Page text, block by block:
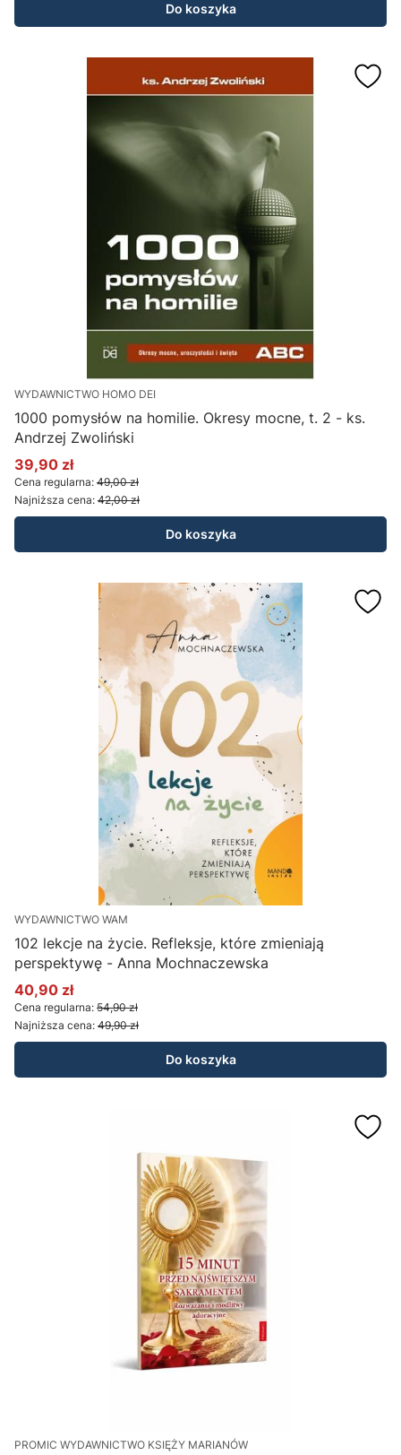
Do koszyka
WYDAWNICTWO HOMO DEI
1000 pomysłów na homilie. Okresy mocne, t. 2 - ks.
Andrzej Zwoliński
Cena promocyjna
39,90 zł
Cena regularna: 49,00 zł
Najniższa cena: 42,00 zł
Do koszyka
WYDAWNICTWO WAM
102 lekcje na życie. Refleksje, które zmieniają
perspektywę - Anna Mochnaczewska
Cena promocyjna
40,90 zł
Cena regularna: 54,90 zł
Najniższa cena: 49,90 zł
Do koszyka
PROMIC WYDAWNICTWO KSIĘŻY MARIANÓW